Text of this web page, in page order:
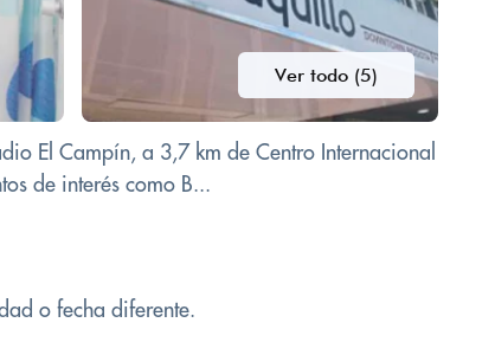
Ver todo (5)
El Campín, a 3,7 km de Centro Internacional
de interés como B...
o fecha diferente.